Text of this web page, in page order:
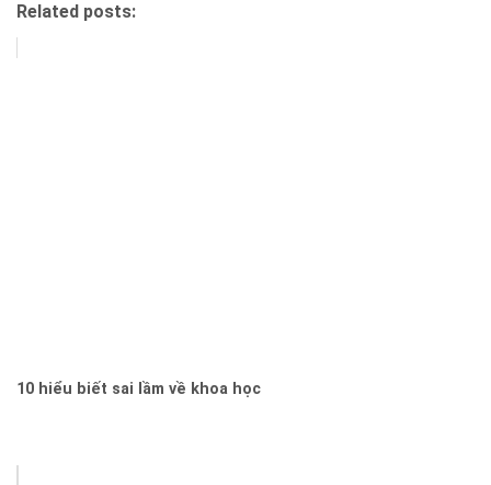
Related posts:
10 hiểu biết sai lầm về khoa học